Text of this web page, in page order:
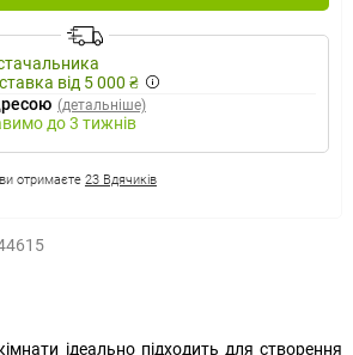
від 5 000 ₴
(детальніше)
до 3 тижнів
отримаєте 23 Вдячиків
ідеально підходить для створення